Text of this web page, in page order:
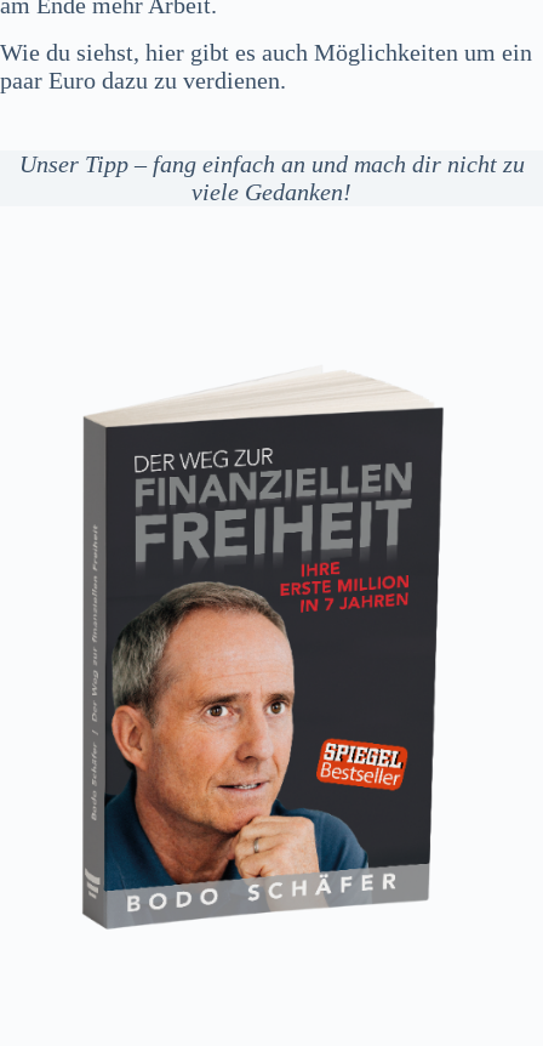
Wie du siehst, hier gibt es auch Möglichkeiten um ein
paar Euro dazu zu verdienen.
Unser Tipp – fang einfach an und mach dir nicht zu
viele Gedanken!